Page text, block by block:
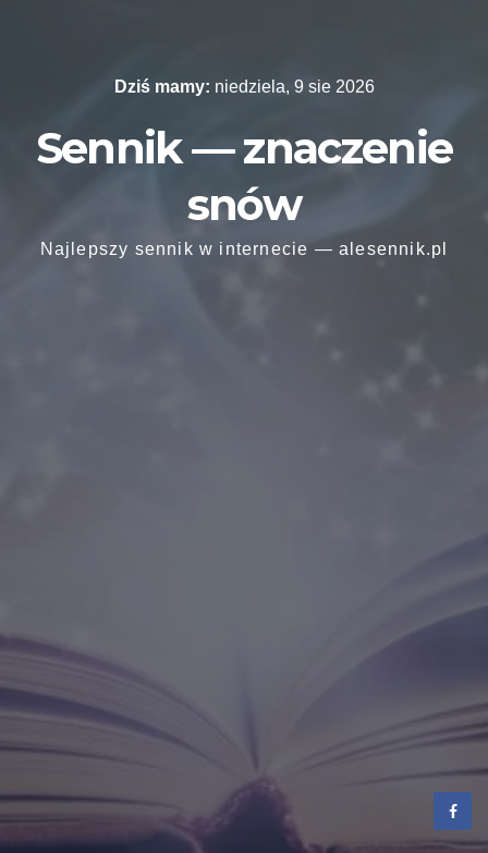
Dziś mamy: niedziela, 9 sie 2026
Sennik — znaczenie
snów
Najlepszy sennik w internecie — alesennik.pl